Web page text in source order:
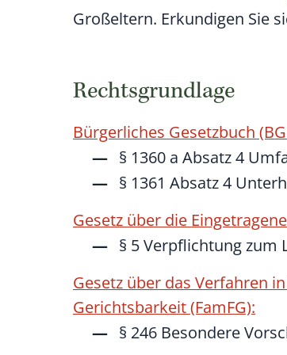
Großeltern. Erkundigen Sie
Rechtsgrundlage
Bürgerliches Gesetzbuch
§ 1360 a Absatz 4
§ 1361 Absatz 4
Gesetz über die
§ 5 Verpflichtung
Gesetz über das Verfahren
Gerichtsbarkeit (FamFG):
§ 246 Besondere